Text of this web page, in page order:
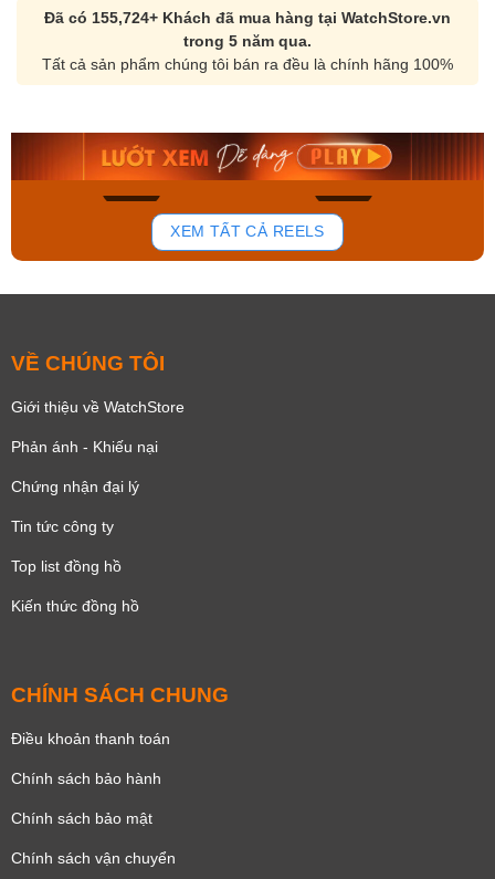
Đã có 155,724+ Khách đã mua hàng tại WatchStore.vn
trong 5 năm qua.
Tất cả sản phẩm chúng tôi bán ra đều là chính hãng 100%
150
Orient Nam RA-
Mua ngay
Casio Nam MTS-
Mua ngay
XEM TẤT CẢ REELS
VỀ CHÚNG TÔI
Giới thiệu về WatchStore
Phản ánh - Khiếu nại
Chứng nhận đại lý
Tin tức công ty
Top list đồng hồ
Kiến thức đồng hồ
CHÍNH SÁCH CHUNG
Điều khoản thanh toán
Chính sách bảo hành
Chính sách bảo mật
Chính sách vận chuyển